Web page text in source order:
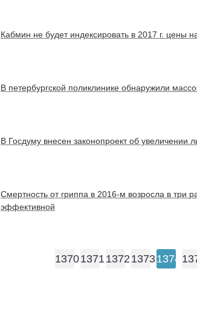
Кабмин не будет индексировать в 2017 г. цены
В петербургской поликлинике обнаружили
В Госдуму внесен законопроект об увеличении
Смертность от гриппа в 2016-м возросла в три
эффективной
137013711372 13731374